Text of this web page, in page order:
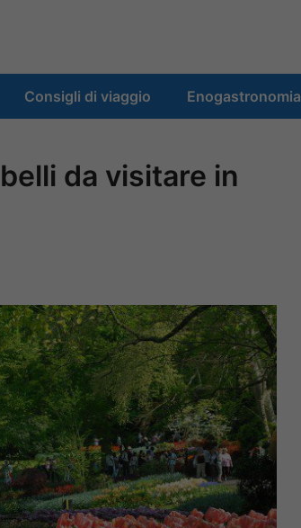
Consigli di viaggio Enogastronomia
da visitare in